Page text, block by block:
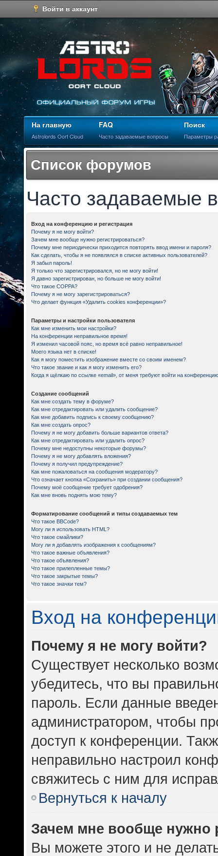
Войти в аккаунт
На главную
Astrolords Oort Cloud
FAQ
Часто задаваемые вопросы
Поиск
Параметры
Список форумов
Часто задаваемые
Вход на конференцию и регистрация
Почему я не могу войти?
Зачем мне вообще нужно регистрироваться?
Почему мне периодически приходится повторять ввод имени и пароля?
Как сделать, чтобы я не появлялся в списке активных пользователей?
Я забыл пароль!
Я только что зарегистрировался, но не могу войти!
Я давно зарегистрирован, но больше не могу войти!
Что такое COPPA?
Почему я не могу зарегистрироваться?
Что делает функция «Удалить cookies конференции»?
Параметры и настройки пользователя
Как мне изменить мои настройки?
На конференции неправильное время!
Я изменил часовой пояс, но время всё равно неправильное!
Моего языка нет в списке!
Как я могу поместить изображение вместе со своим именем?
Что такое звание и как я могу изменить его?
Когда я щёлкаю по ссылке «email», от меня требуют войти на
Создание сообщений
Как мне создать тему в форуме?
Как мне отредактировать или удалить сообщение?
Как мне добавить подпись к своему сообщению?
Как мне создать опрос?
Почему я не могу добавить больше вариантов ответа?
Как мне отредактировать или удалить опрос?
Почему мне недоступны некоторые форумы?
Почему я не могу добавлять вложения?
Почему я получил предупреждение?
Как мне пожаловаться на сообщения модератору?
Что означает кнопка «Сохранить» при создании сообщения?
Почему моё сообщение требует одобрения?
Как мне вновь поднять мою тему?
Форматирование сообщений и типы создаваемых тем
Что такое BBCode?
Могу ли я использовать HTML?
Что такое смайлики?
Могу ли я добавлять изображения к сообщениям?
Что такое важные объявления?
Что такое объявления?
Что такое прилепленные темы?
Что такое закрытые темы?
Что такое значки тем?
Вход на
Почему я не могу войти?
Существует несколько
убедитесь, что вы
пароль. Если данные
администратором, чтобы
доступ к конференции.
неправильно настроил
свяжитесь с ним для
Вернуться к началу
Зачем мне вообще нужно
Вы можете этого и не